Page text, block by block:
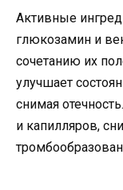
Активные
глюкозамин и
сочетанию их
улучшает
снимая
и капилляров,